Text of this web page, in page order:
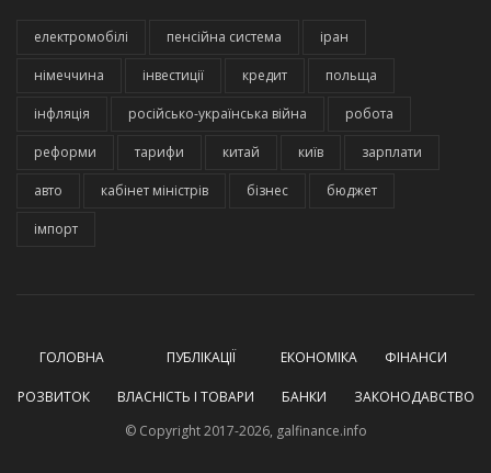
електромобілі пенсійна система іран
німеччина інвестиції кредит польща
інфляція російсько-українська війна робота
реформи тарифи китай київ зарплати
авто кабінет міністрів бізнес бюджет
імпорт
ГОЛОВНА ПУБЛІКАЦІЇ ЕКОНОМІКА ФІНАНСИ
РОЗВИТОК ВЛАСНІСТЬ І ТОВАРИ БАНКИ
ЗАКОНОДАВСТВО
© Copyright 2017-2026, galfinance.info